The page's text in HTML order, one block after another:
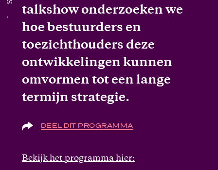
talkshow onderzoeken we
hoe bestuurders en
toezichthouders deze
ontwikkelingen kunnen
omvormen tot een lange
termijn strategie.
DEEL DIT PROGRAMMA
Bekijk het programma hier: